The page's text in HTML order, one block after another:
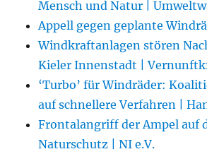
Mensch und Natur |
Appell gegen geplante
Windkraftanlagen stören
Kieler Innenstadt |
‘Turbo’ für Windräder:
auf schnellere Verfahren |
Frontalangriff der Ampel auf
Naturschutz | NI e.V.